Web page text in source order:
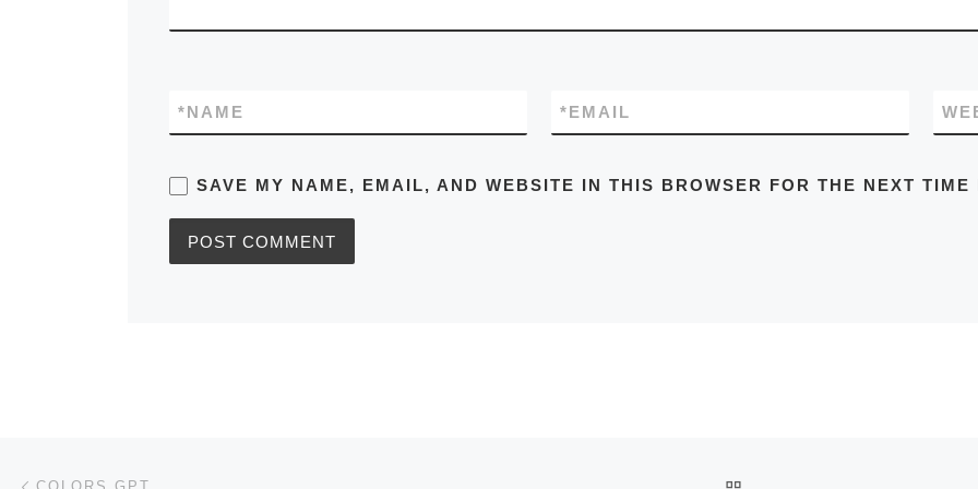
NAME
* EMAIL
*
SAVE MY NAME, EMAIL, AND WEBSITE IN THIS BROWSER FOR THE NEXT TIME
Post navigation